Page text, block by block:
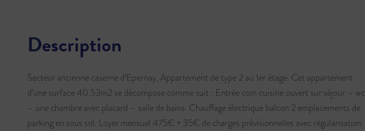
Description
Secteur ancienne caserne d’Epernay. Appartement de type 2 au 1er étage. Cet appartement
d’une surface 40.53m2 se décompose comme suit : Entrée coin cuisine ouvert sur séjour – wc
– une chambre avec placard – salle de bains. Chauffage électrique balcon 2 emplacements de
parking en sous sol. Loyer mensuel 475€ + 35€ de charges prévisionnelles avec régularisation